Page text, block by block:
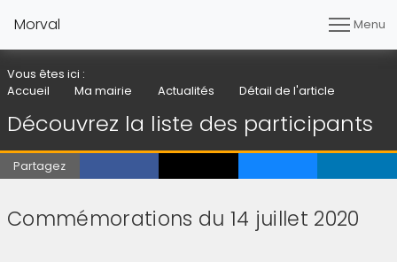
Morval Menu
Vous êtes ici :
Accueil
Ma mairie Actualités Détail de l'article
Découvrez la liste des participants
Partagez
Commémorations du 14 juillet 2020